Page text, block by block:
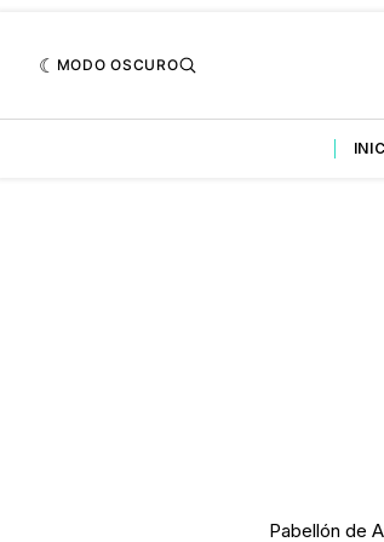
MODO OSCURO
Pabellón de